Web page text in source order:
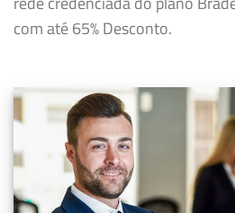
com até 65% Desconto.